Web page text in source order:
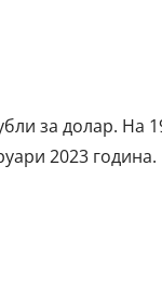
за долар. На
2023 година.